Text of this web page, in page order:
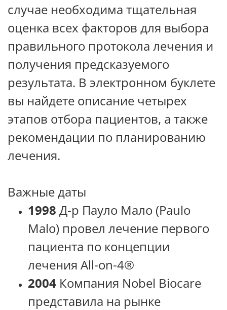
случае необходима тщательная
оценка всех факторов для выбора
правильного протокола лечения и
получения предсказуемого
результата. В электронном буклете
вы найдете описание четырех
этапов отбора пациентов, а также
рекомендации по планированию
лечения.
Важные даты
1998 Д-р Пауло Мало (Paulo
Malo) провел лечение первого
пациента по концепции
лечения All-on-4®
2004 Компания Nobel Biocare
представила на рынке